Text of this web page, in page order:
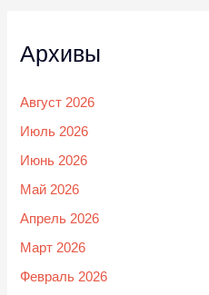
Архивы
Август 2026
Июль 2026
Июнь 2026
Май 2026
Апрель 2026
Март 2026
Февраль 2026